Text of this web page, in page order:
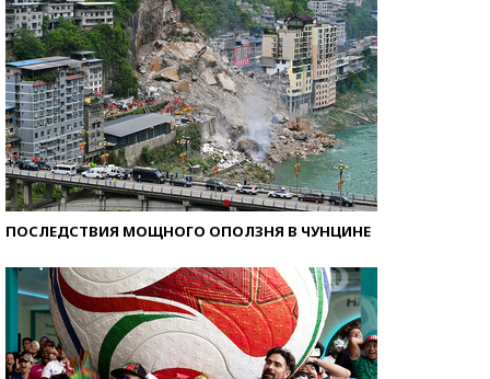
ПОСЛЕДСТВИЯ МОЩНОГО ОПОЛЗНЯ В ЧУНЦИНЕ